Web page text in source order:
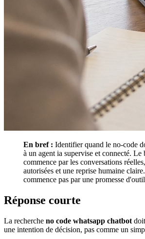
En bref : Identifier quand le no-code
à un agent ia supervise et connecté. Le
commence par les conversations
autorisées et une reprise humaine
commence pas par une promesse
Réponse courte
La recherche no code whatsapp chatbot
une intention de décision, pas comme un